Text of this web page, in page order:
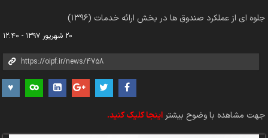
جلوه ای از عملکرد صندوق ها در بخش ارائه خدمات (۱۳۹۶)
۲۰ شهریور ۱۳۹۷ - ۱۲:۴۰
جهت مشاهده با وضوح بیشتر اینجا کلیک کنید.